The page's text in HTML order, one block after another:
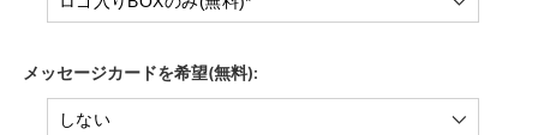
メッセージカードを希望(無料):